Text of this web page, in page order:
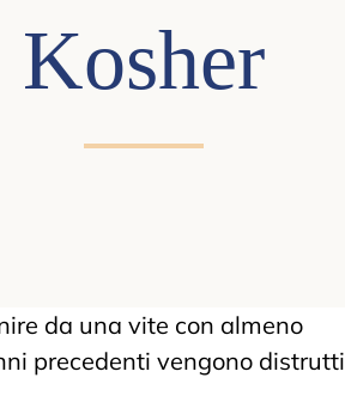
Kosher
da una vite con almeno
precedenti vengono distrutti